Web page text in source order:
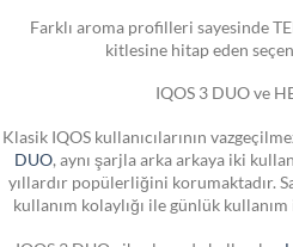
Farklı aroma profilleri sayesinde
kitlesine hitap eden
IQOS 3 DUO ve
Klasik IQOS kullanıcılarının
DUO, aynı şarjla arka arkaya iki
yıllardır popülerliğini korumaktadır.
kullanım kolaylığı ile günlük